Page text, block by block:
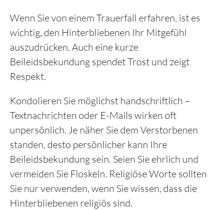
Kontakt
Wenn Sie von einem Trauerfall erfahren, ist es
wichtig, den Hinterbliebenen Ihr Mitgefühl
auszudrücken. Auch eine kurze
Beileidsbekundung spendet Trost und zeigt
Respekt.
Kondolieren Sie möglichst handschriftlich –
Textnachrichten oder E-Mails wirken oft
unpersönlich. Je näher Sie dem Verstorbenen
standen, desto persönlicher kann Ihre
Beileidsbekundung sein. Seien Sie ehrlich und
vermeiden Sie Floskeln. Religiöse Worte sollten
Sie nur verwenden, wenn Sie wissen, dass die
Hinterbliebenen religiös sind.